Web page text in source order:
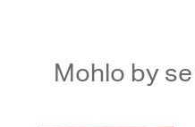
Mohlo by